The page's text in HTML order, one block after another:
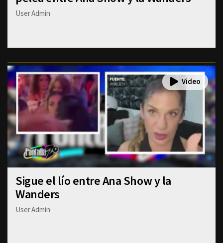
User Admin
Sigue el lío entre Ana Show y la
Wanders
User Admin